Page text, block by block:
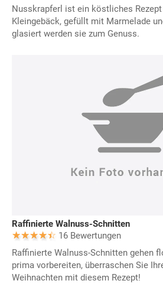
Nusskrapferl ist ein köstliches
Kleingebäck, gefüllt mit Marmelade
glasiert werden sie zum Genuss.
Raffinierte Walnuss-Schnitten
16 Bewertungen
Raffinierte Walnuss-Schnitten gehen
prima vorbereiten, überraschen Sie
Weihnachten mit diesem Rezept!